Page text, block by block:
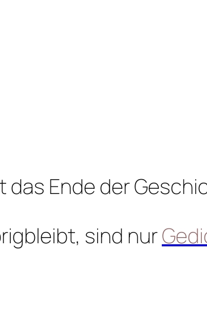
das Ende der
sind nur